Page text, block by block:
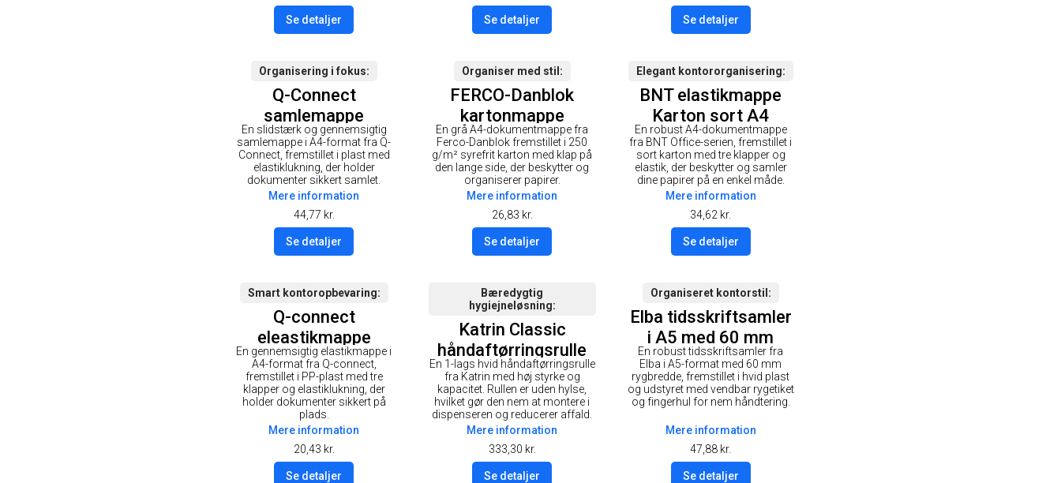
Se detaljer Se detaljer Se detaljer
Organisering i fokus
Q-Connect
samlemappe
En slidstærk og gennemsigtig
samlemappe i A4-format fra Q-
Connect, fremstillet i plast med
elastiklukning, der holder
dokumenter sikkert samlet.
44,77 kr.
Se detaljer
Mere information
Organiser med stil
FERCO-Danblok
kartonmappe
En grå A4-dokumentmappe fra
Ferco-Danblok fremstillet i 250
g/m² syrefrit karton med klap på
den lange side, der beskytter og
organiserer papirer.
26,83 kr.
Se detaljer
Mere information
Elegant kontororganisering
BNT elastikmappe
Karton sort A4
En robust A4-dokumentmappe
fra BNT Office-serien, fremstillet i
sort karton med tre klapper og
elastik, der beskytter og samler
dine papirer på en enkel måde.
34,62 kr.
Se detaljer
Mere information
Smart kontoropbevaring
Q-connect
eleastikmappe
En gennemsigtig elastikmappe i
A4-format fra Q-connect,
fremstillet i PP-plast med tre
klapper og elastiklukning, der
holder dokumenter sikkert på
plads.
20,43 kr.
Se detaljer
Mere information
Bæredygtig
hygiejneløsning
Katrin Classic
håndaftørringsrulle
En 1-lags hvid håndaftørringsrulle
fra Katrin med høj styrke og
kapacitet. Rullen er uden hylse,
hvilket gør den nem at montere i
dispenseren og reducerer affald.
333,30 kr.
Se detaljer
Mere information
Organiseret kontorstil
Elba tidsskriftsamler
i A5 med 60 mm
rygbredde i farven
hvid
En robust tidsskriftsamler fra
Elba i A5-format med 60 mm
rygbredde, fremstillet i hvid plast
og udstyret med vendbar rygetiket
og fingerhul for nem håndtering.
47,88 kr.
Se detaljer
Mere information